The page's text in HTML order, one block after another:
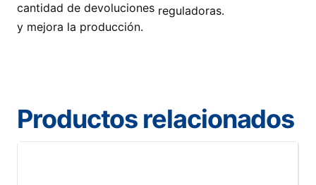
cantidad de devoluciones
y mejora la producción.
reguladoras.
Productos relacionados